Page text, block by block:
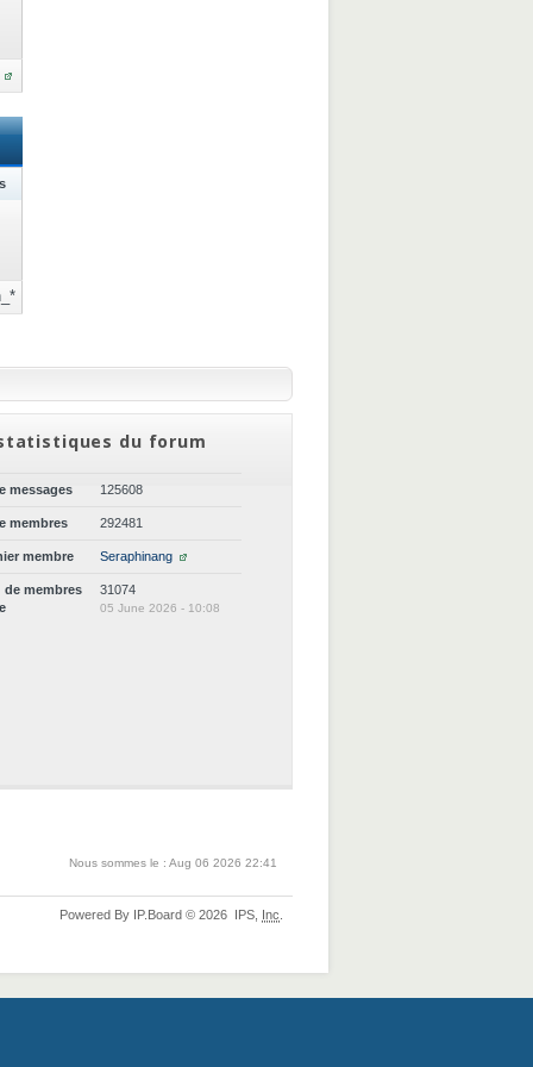
du forum
messages 125608
membres 292481
membre Seraphinang
de membres
31074
05 June 2026 - 10:08
Nous sommes le : Aug 06 2026 22:41
Powered By IP.Board © 2026 IPS, Inc